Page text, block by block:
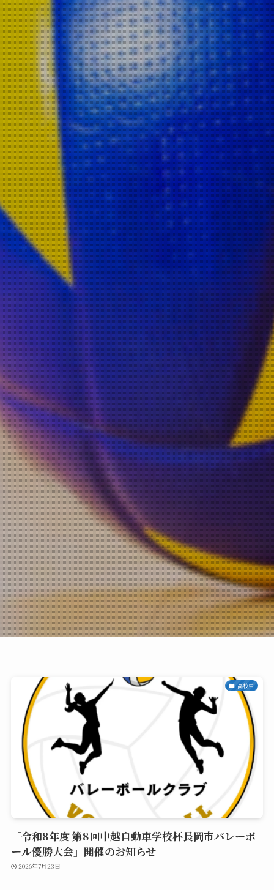
高校生
「令和8年度 第8回中越自動車学校杯長岡市バレーボ
ール優勝大会」開催のお知らせ
2026年7月23日